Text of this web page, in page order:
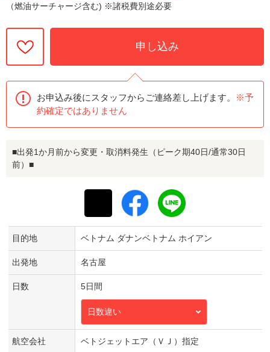
（燃油サーチャージ含む) ※諸税費別途必要
申し込み
お申込み後にスタッフからご連絡差し上げます。
※予
約確定ではありません
■出発1か月前から変更・取消料発生（ピーク期40日/通常30日
前）■
目的地 ベトナム ダナンベトナム ホイアン
出発地 名古屋
日数 5日間
日数違い
航空会社 ベトジェットエア（ＶＪ）指定